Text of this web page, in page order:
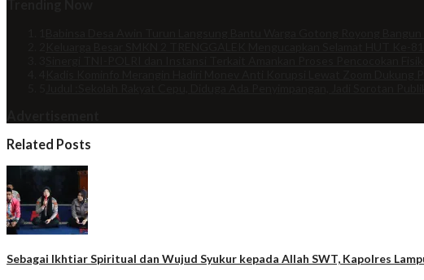
Related Posts
Sebagai Ikhtiar Spiritual dan Wujud Syukur kepada Allah SWT, Kapolres